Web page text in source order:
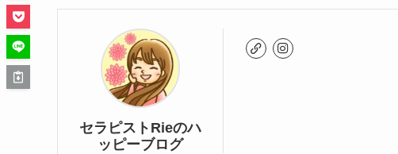
セラピストRieのハ
ッピーブログ